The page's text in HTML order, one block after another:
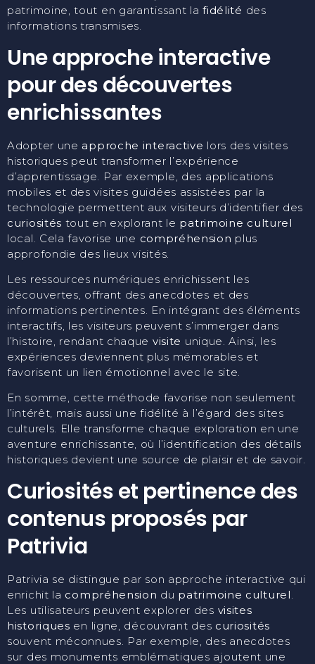
patrimoine, tout en garantissant lafidélité des
informations transmises.
Une approche interactive
pour des découvertes
enrichissantes
Adopter une approche interactive lors des visites
historiques peut transformer l’expérience
d’apprentissage. Par exemple, des applications
mobiles et des visites guidées assistées par la
technologie permettent aux visiteurs d’identifier des
curiosités tout en explorant le patrimoine culturel
local. Cela favorise une compréhension plus
approfondie des lieux visités.
Les ressources numériques enrichissent les
découvertes, offrant des anecdotes et des
informations pertinentes. En intégrant des éléments
interactifs, les visiteurs peuvent s’immerger dans
l’histoire, rendant chaque visite unique. Ainsi, les
expériences deviennent plus mémorables et
favorisent un lien émotionnel avec le site.
En somme, cette méthode favorise non seulement
l’intérêt, mais aussi une fidélité à l’égard des sites
culturels. Elle transforme chaque exploration en une
aventure enrichissante, où l’identification des détails
historiques devient une source de plaisir et de savoir.
Curiosités et pertinence des
contenus proposés par
Patrivia
Patrivia se distingue par son approche interactive qui
enrichit la compréhension du patrimoine culturel
Les utilisateurs peuvent explorer des visites
historiques en ligne, découvrant des curiosités
souvent méconnues. Par exemple, des anecdotes
sur des monuments emblématiques ajoutent une